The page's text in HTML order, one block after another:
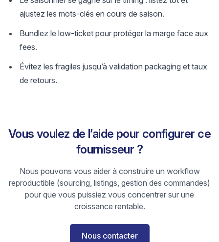
ajustez les mots-clés en cours de saison.
Bundlez le low-ticket pour protéger la marge face aux
fees.
Évitez les fragiles jusqu’à validation packaging et taux
de retours.
Vous voulez de l’aide pour configurer ce
fournisseur ?
Nous pouvons vous aider à construire un workflow
reproductible (sourcing, listings, gestion des commandes)
pour que vous puissiez vous concentrer sur une
croissance rentable.
Nous contacter